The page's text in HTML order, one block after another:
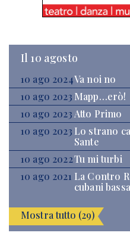
Il 10 agosto
10 ago 2024Va noi no
10 ago 2023 Mapp…erò!
10 ago 2023 Atto Primo
10 ago 2023 Lo strano
Sante
10 ago 2022Tu mi turbi
10 ago 2021 La Contro
cubani
Mostra tutto (29)